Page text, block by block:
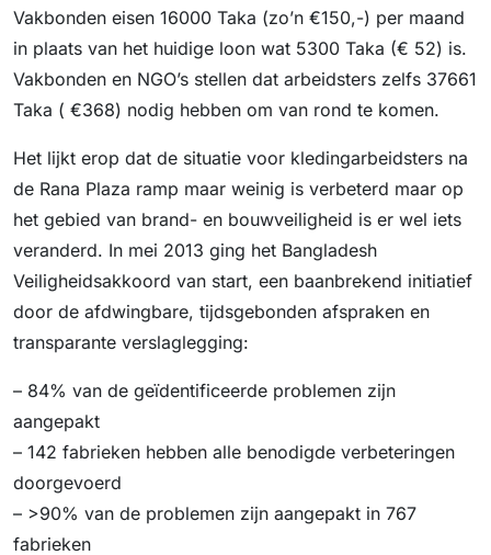
Vakbonden eisen 16000 Taka (zo’n €150,-) per maand
in plaats van het huidige loon wat 5300 Taka (€ 52) is.
Vakbonden en NGO’s stellen dat arbeidsters zelfs 37661
Taka ( €368) nodig hebben om van rond te komen.
Het lijkt erop dat de situatie voor kledingarbeidsters na
de Rana Plaza ramp maar weinig is verbeterd maar op
het gebied van brand- en bouwveiligheid is er wel iets
veranderd. In mei 2013 ging het Bangladesh
Veiligheidsakkoord van start, een baanbrekend initiatief
door de afdwingbare, tijdsgebonden afspraken en
transparante verslaglegging:
– 84% van de geïdentificeerde problemen zijn
aangepakt
– 142 fabrieken hebben alle benodigde verbeteringen
doorgevoerd
– >90% van de problemen zijn aangepakt in 767
fabrieken